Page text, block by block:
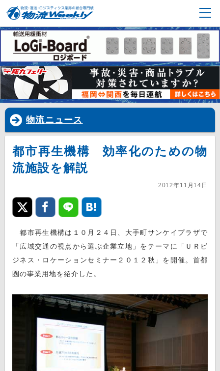
物流ニュース
都市再生機構 効率化のための物
流施設を解説
2012年11月14日
都市再生機構は１０月２４日、大手町サンケイプラザで
「広域交通の視点から選ぶ企業立地」をテーマに「ＵＲビ
ジネス・ロケーションセミナー２０１２秋」を開催。首都
圏の事業用地を紹介した。